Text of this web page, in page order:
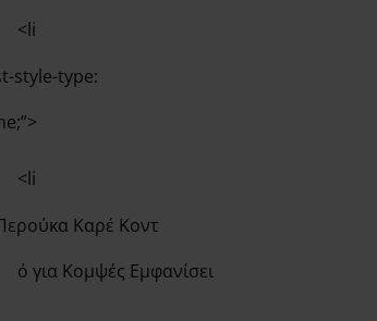
<li
style-type:
<li
Καρέ Κοντ
ό για Κομψές Εμφανίσει